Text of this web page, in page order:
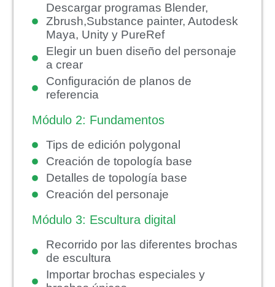
Descargar programas Blender,
Zbrush,Substance painter, Autodesk
Maya, Unity y PureRef
Elegir un buen diseño del personaje
a crear
Configuración de planos de
referencia
Módulo 2: Fundamentos
Tips de edición polygonal
Creación de topología base
Detalles de topología base
Creación del personaje
Módulo 3: Escultura digital
Recorrido por las diferentes brochas
de escultura
Importar brochas especiales y